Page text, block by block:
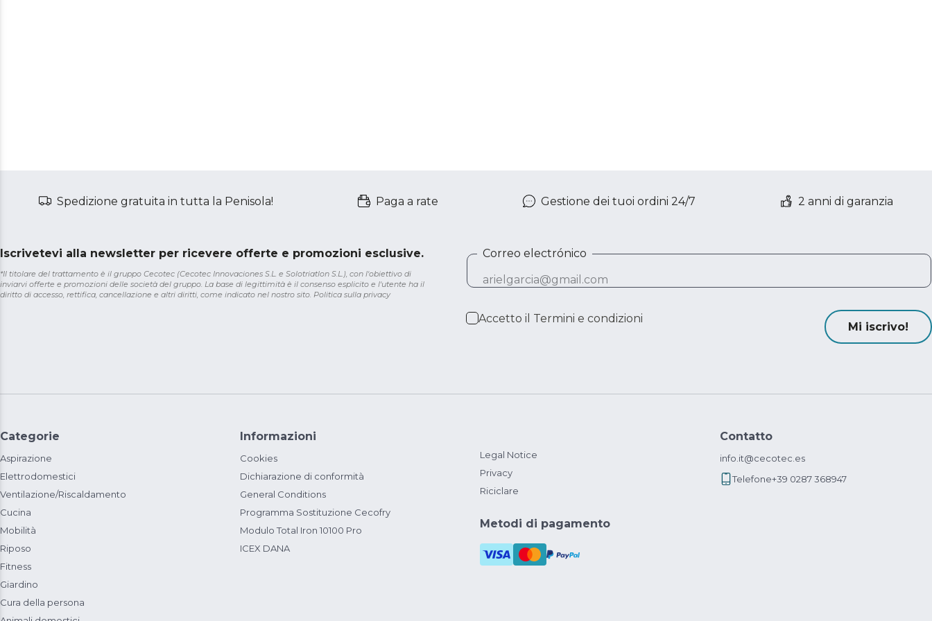
Spedizione gratuita in tutta la Penisola! Paga a rate Gestione dei tuoi ordini 24/7 2 anni di garanzia
Iscrivetevi alla newsletter per ricevere offerte e promozioni esclusive.
*Il titolare del trattamento è il gruppo Cecotec (Cecotec Innovaciones S.L. e Solotriatlon S.L.), con l'obiettivo di
inviarvi offerte e promozioni delle società del gruppo. La base di legittimità è il consenso esplicito e l'utente ha il
diritto di accesso, rettifica, cancellazione e altri diritti, come indicato nel nostro sito. Politica sulla privacy
Correo electrónico
Accetto il Termini e condizioni
Mi iscrivo!
Categorie
Aspirazione
Elettrodomestici
Ventilazione/Riscaldamento
Cucina
Mobilità
Riposo
Fitness
Giardino
Cura della persona
Informazioni
Cookies
Dichiarazione di conformità
General Conditions
Programma Sostituzione Cecofry
Modulo Total Iron 10100 Pro
ICEX DANA
Legal Notice
Privacy
Riciclare
Metodi di pagamento
Contatto
info.it@cecotec.es
Telefone+39 0287 368947